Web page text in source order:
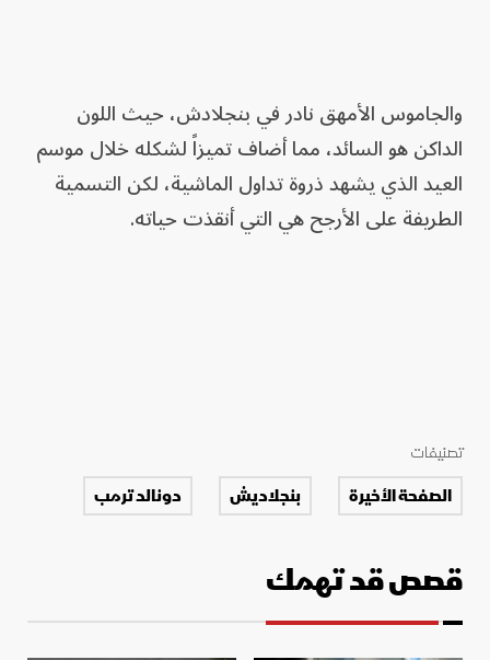
والجاموس الأمهق نادر في بنجلادش، حيث اللون
الداكن هو السائد، مما أضاف تميزاً لشكله خلال موسم
العيد الذي يشهد ذروة تداول الماشية، لكن التسمية
الطريفة على الأرجح هي التي أنقذت حياته.
تصنيفات
الصفحة الأخيرة بنجلاديش دونالد ترمب
قصص قد تهمك